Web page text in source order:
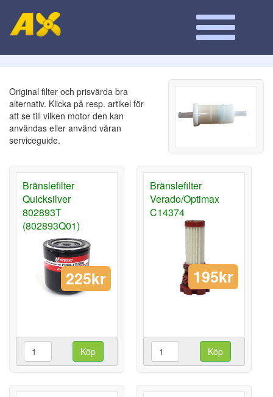
Original filter och prisvärda bra
alternativ. Klicka på resp. artikel för
att se till vilken motor den kan
användas eller använd våran
serviceguide.
Bränslefilter
Quicksilver
802893T
(802893Q01)
225kr
Köp
Bränslefilter
Verado/Optimax
C14374
195kr
Köp